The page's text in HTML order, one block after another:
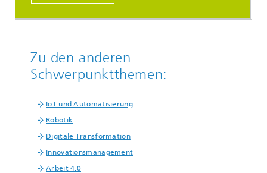
Zu den anderen
Schwerpunktthemen:
IoT und Automatisierung
Robotik
Digitale Transformation
Innovationsmanagement
Arbeit 4.0